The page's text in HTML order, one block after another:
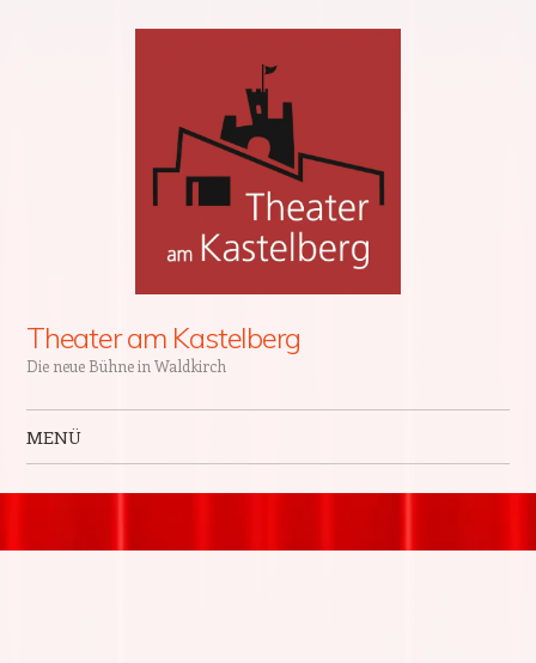
Theater am Kastelberg
Die neue Bühne in Waldkirch
MENÜ